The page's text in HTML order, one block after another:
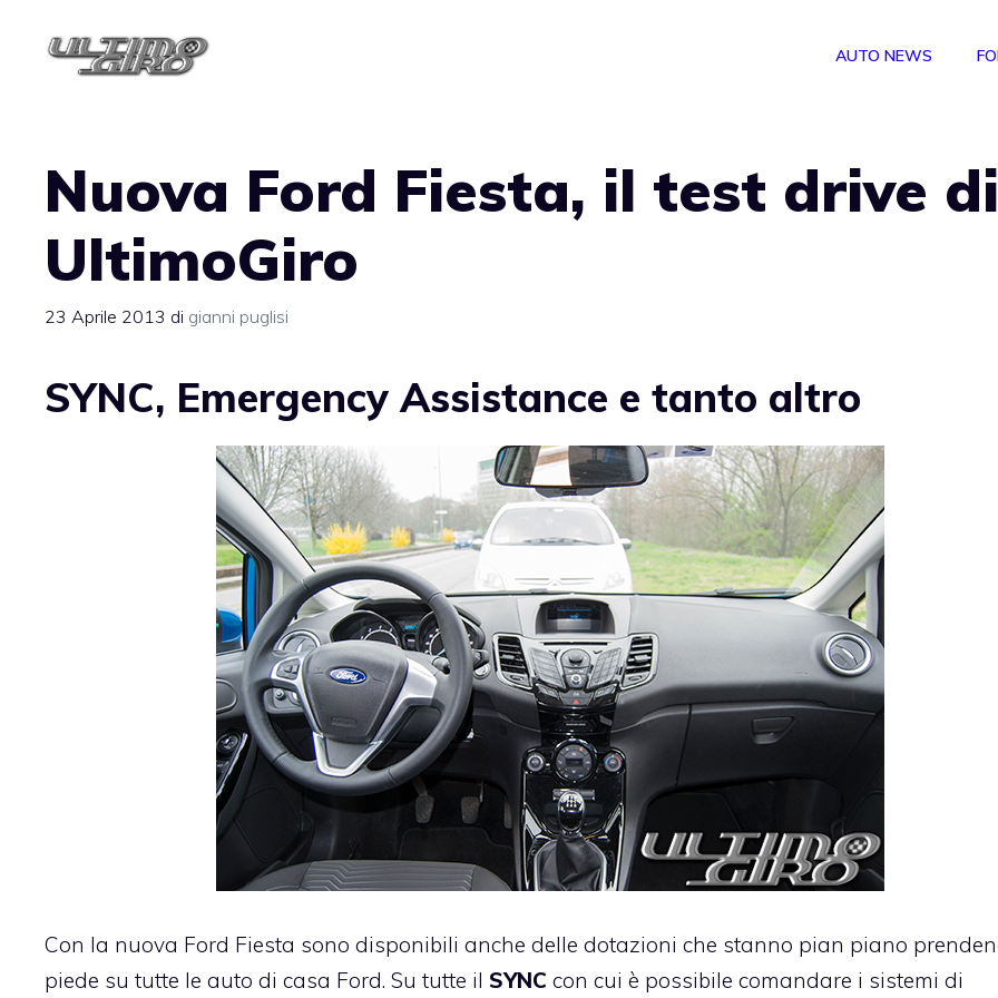
AUTO NEWS
Nuova Ford Fiesta, il test drive di
UltimoGiro
23 Aprile 2013 di gianni puglisi
SYNC, Emergency Assistance e tanto altro
Con la nuova Ford Fiesta sono disponibili anche delle dotazioni che stanno pian piano
piede su tutte le auto di casa Ford. Su tutte il SYNC con cui è possibile comandare i sistemi di